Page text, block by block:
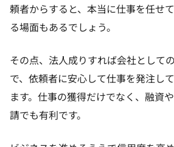
頼者からすると、本当に仕事を任せ
る場面もあるでしょう。
その点、法人成りすれば会社として
で、依頼者に安心して仕事を発注し
ます。仕事の獲得だけでなく、融資
請でも有利です。